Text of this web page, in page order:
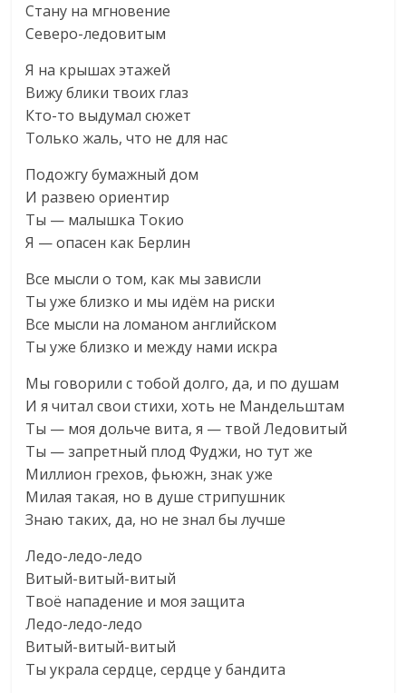
Стану на мгновение
Северо-ледовитым
Я на крышах этажей
Вижу блики твоих глаз
Кто-то выдумал сюжет
Только жаль, что не для нас
Подожгу бумажный дом
И развею ориентир
Ты — малышка Токио
Я — опасен как Берлин
Все мысли о том, как мы зависли
Ты уже близко и мы идём на риски
Все мысли на ломаном английском
Ты уже близко и между нами искра
Мы говорили с тобой долго, да, и по душам
И я читал свои стихи, хоть не Мандельштам
Ты — моя дольче вита, я — твой Ледовитый
Ты — запретный плод Фуджи, но тут же
Миллион грехов, фьюжн, знак уже
Милая такая, но в душе стрипушник
Знаю таких, да, но не знал бы лучше
Ледо-ледо-ледо
Витый-витый-витый
Твоё нападение и моя защита
Ледо-ледо-ледо
Витый-витый-витый
Ты украла сердце, сердце у бандита